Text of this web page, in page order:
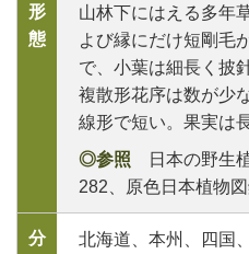
形
態
山林下にはえる多年
よび縁にだけ短剛毛
で、小葉は細長く披
複散形花序は数が少
線形で短い。果実は
◎参照 日本の野生
282、原色日本植物
分
北海道、本州、四国